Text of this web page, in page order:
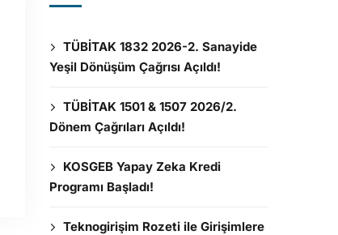
TÜBİTAK 1832 2026-2. Sanayide
Yeşil Dönüşüm Çağrısı Açıldı!
TÜBİTAK 1501 & 1507 2026/2.
Dönem Çağrıları Açıldı!
KOSGEB Yapay Zeka Kredi
Programı Başladı!
Teknogirişim Rozeti ile Girişimlere